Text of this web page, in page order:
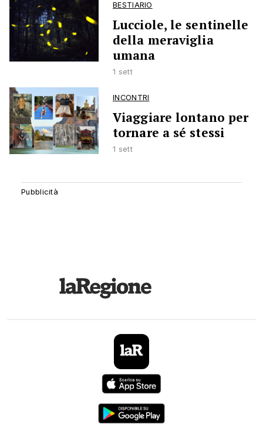
BESTIARIO
Lucciole, le sentinelle
della meraviglia
umana
1 sett
INCONTRI
Viaggiare lontano per
tornare a sé stessi
1 sett